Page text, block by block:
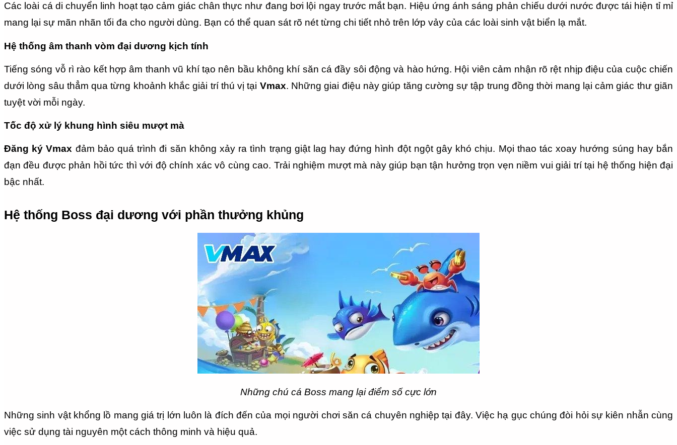
Các loài cá di chuyển linh hoạt tạo cảm giác chân thực như đang bơi lội ngay trước mắt bạn. Hiệu ứng ánh sáng phản chiếu dưới nước được tái hiện tỉ mỉ
mang lại sự mãn nhãn tối đa cho người dùng. Bạn có thể quan sát rõ nét từng chi tiết nhỏ trên lớp vảy của các loài sinh vật biển lạ mắt.
Hệ thống âm thanh vòm đại dương kịch tính
Tiếng sóng vỗ rì rào kết hợp âm thanh vũ khí tạo nên bầu không khí săn cá đầy sôi động và hào hứng. Hội viên cảm nhận rõ rệt nhịp điệu của cuộc chiến
dưới lòng sâu thẳm qua từng khoảnh khắc giải trí thú vị tại Vmax. Những giai điệu này giúp tăng cường sự tập trung đồng thời mang lại cảm giác thư giãn
tuyệt vời mỗi ngày.
Tốc độ xử lý khung hình siêu mượt mà
Đăng ký Vmax đảm bảo quá trình đi săn không xảy ra tình trạng giật lag hay đứng hình đột ngột gây khó chịu. Mọi thao tác xoay hướng súng hay bắn
đạn đều được phản hồi tức thì với độ chính xác vô cùng cao. Trải nghiệm mượt mà này giúp bạn tận hưởng trọn vẹn niềm vui giải trí tại hệ thống hiện đại
bậc nhất.
Hệ thống Boss đại dương với phần thưởng khủng
Những chú cá Boss mang lại điểm số cực lớn
Những sinh vật khổng lồ mang giá trị lớn luôn là đích đến của mọi người chơi săn cá chuyên nghiệp tại đây. Việc hạ gục chúng đòi hỏi sự kiên nhẫn cùng
việc sử dụng tài nguyên một cách thông minh và hiệu quả.